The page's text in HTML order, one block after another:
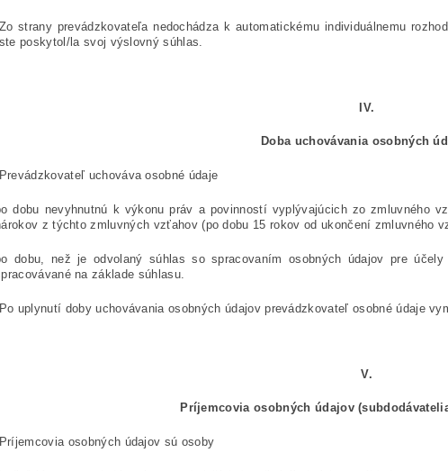
Zo strany prevádzkovateľa nedochádzak automatickému individuálnemu
ste poskytol/la svoj výslovný súhlas.
IV.
Doba uchovávania osobných
Prevádzkovateľ uchováva osobné údaje
dobu nevyhnutnú k výkonu práv a povinností vyplývajúcich zo zmluvného
z týchto zmluvných vzťahov (po dobu 15 rokov od ukončení zmluvného
dobu, než je odvolaný súhlas so spracovaním osobných údajov pre účely
na základe súhlasu.
Po uplynutí doby uchovávania osobných údajov prevádzkovateľ osobné údaje
V.
Príjemcovia osobných údajov
Príjemcovia osobných údajov sú osoby